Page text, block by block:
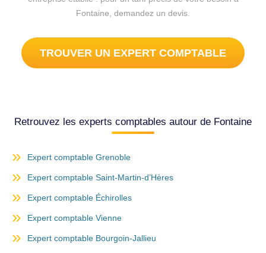
Fontaine, demandez un devis.
TROUVER UN EXPERT COMPTABLE
Retrouvez les experts comptables autour de Fontaine
Expert comptable Grenoble
Expert comptable Saint-Martin-d’Hères
Expert comptable Échirolles
Expert comptable Vienne
Expert comptable Bourgoin-Jallieu